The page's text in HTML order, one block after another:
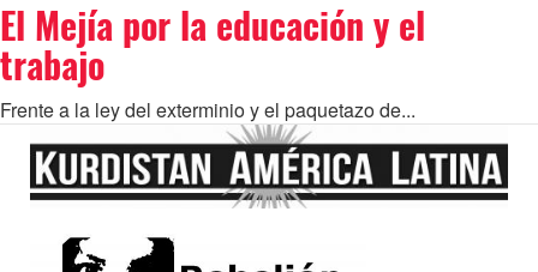
El Mejía por la educación y el
trabajo
Frente a la ley del exterminio y el paquetazo de...